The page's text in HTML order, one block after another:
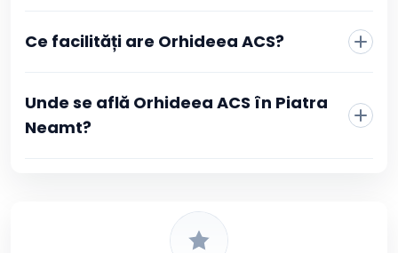
Ce facilități are Orhideea ACS?
Unde se află Orhideea ACS în Piatra
Neamt?